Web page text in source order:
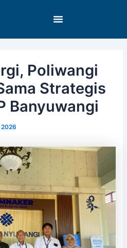
Poliwangi
Strategis
Banyuwangi
2026